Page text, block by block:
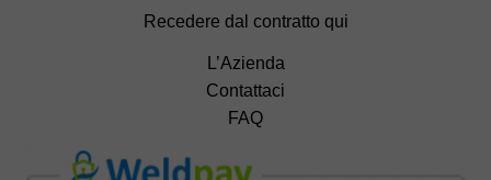
Recedere dal contratto qui
L’Azienda
Contattaci
FAQ